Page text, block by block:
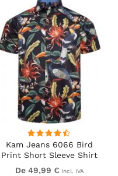
Kam Jeans 6066 Bird
Print Short Sleeve Shirt
Navy
De 49,99 € incl. IVA